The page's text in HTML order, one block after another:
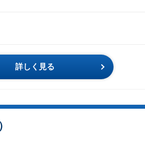
詳しく見る